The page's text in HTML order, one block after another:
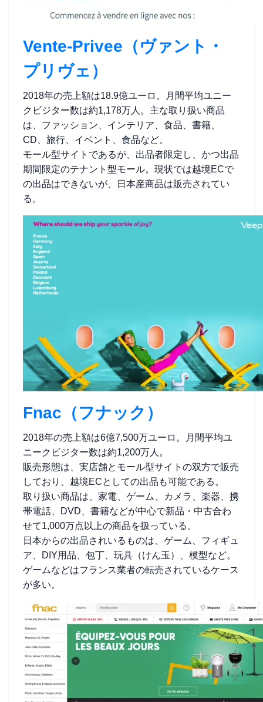
Vente-Privee（ヴァント・
プリヴェ）
2018年の売上額は18.9億ユーロ。月間平均ユニー
クビジター数は約1,178万人。主な取り扱い商品
は、ファッション、インテリア、食品、書籍、
CD、旅行、イベント、食品など。
モール型サイトであるが、出品者限定し、かつ出品
期間限定のテナント型モール。現状では越境ECで
の出品はできないが、日本産商品は販売されてい
る。
Fnac（フナック）
2018年の売上額は6億7,500万ユーロ。月間平均ユ
ニークビジター数は約1,200万人。
販売形態は、実店舗とモール型サイトの双方で販売
しており、越境ECとしての出品も可能である。
取り扱い商品は、家電、ゲーム、カメラ、楽器、携
帯電話、DVD、書籍などが中心で新品・中古合わ
せて1,000万点以上の商品を扱っている。
日本からの出品されいるものは、ゲーム、フィギュ
ア、DIY用品、包丁、玩具（けん玉）、模型など。
ゲームなどはフランス業者の転売されているケース
が多い。